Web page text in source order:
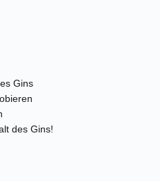
Gins
des Gins!